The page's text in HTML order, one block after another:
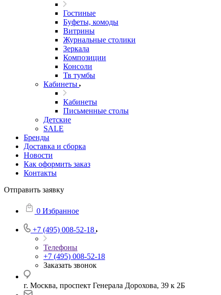
Гостиные
Буфеты, комоды
Витрины
Журнальные столики
Зеркала
Композиции
Консоли
Тв тумбы
Кабинеты
Кабинеты
Письменные столы
Детские
SALE
Бренды
Доставка и сборка
Новости
Как оформить заказ
Контакты
Отправить заявку
0 Избранное
+7 (495) 008-52-18
Телефоны
+7 (495) 008-52-18
Заказать звонок
г. Москва, проспект Генерала Дорохова, 39 к 2Б